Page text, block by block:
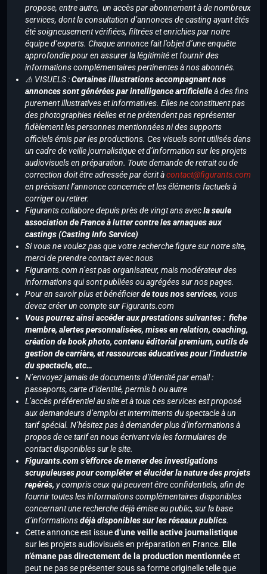
propose, entre autre, un accès par abonnement à de nombreux
services, dont la consultation d’annonces de casting ayant étés
été soigneusement vérifiées, filtrées et enrichies par notre
équipe d’experts. Chaque annonce fait l’objet d’une enquête
approfondie pour en assurer la légitimité et fournir des
informations complémentaires pertinentes à nos abonnés.
⚠️ VISUELS :Certaines illustrations accompagnant nos
annonces sont générées par intelligence artificielleà des fins
purement illustratives et informatives. Elles ne constituent pas
des photographies réelles et ne prétendent pas représenter
fidèlement les personnes mentionnées ni des supports
officiels émis par les productions. Ces visuels sont utilisés dans
un cadre de veille journalistique et d’information sur les projets
audiovisuels en préparation. Toute demande de retrait ou de
correction doit être adressée par écrit àcontact@figurants.com
en précisant l’annonce concernée et les éléments factuels à
corriger ou retirer.
Figurants collabore depuis près de vingt ans avecla seule
association de France à lutter contre les arnaques aux
castings (Casting Info Service)
Si vous ne voulez pas que votre recherche figure sur notre site,
merci de prendre contact avec nous
Figurants.com n’est pas organisateur, mais modérateur des
informations qui sont publiées ou agrégées sur nos pages.
Pour en savoir plus et bénéficierde tous nos services, vous
devez créer un compte sur Figurants.com
Vous pourrez ainsi accéder aux prestations suivantes : fiche
membre, alertes personnalisées, mises en relation, coaching,
création de book photo, contenu éditorial premium, outils de
gestion de carrière, et ressources éducatives pour l’industrie
du spectacle, etc…
N’envoyez jamais de documents d’identité par email :
passeports, carte d’identité, permis b ou autre
L’accès préférentiel au site et à tous ces services est proposé
aux demandeurs d’emploi et intermittents du spectacle à un
tarif spécial. N’hésitez pas à demander plus d’informations à
propos de ce tarif en nous écrivant via les formulaires de
contact disponibles sur le site.
Figurants.com s’efforce de mener des investigations
scrupuleuses pour compléter et élucider la nature des projets
repérés, y compris ceux qui peuvent être confidentiels, afin de
fournir toutes les informations complémentaires disponibles
concernant une recherche déjà émise au public, sur la base
d’informationsdéjà disponibles sur les réseaux publics.
Cette annonce est issued’une veille active journalistique
sur les projets audiovisuels en préparation en France. Elle
n’émane pas directement de la production mentionnéeet
peut ne pas se présenter sous sa forme originelle telle que